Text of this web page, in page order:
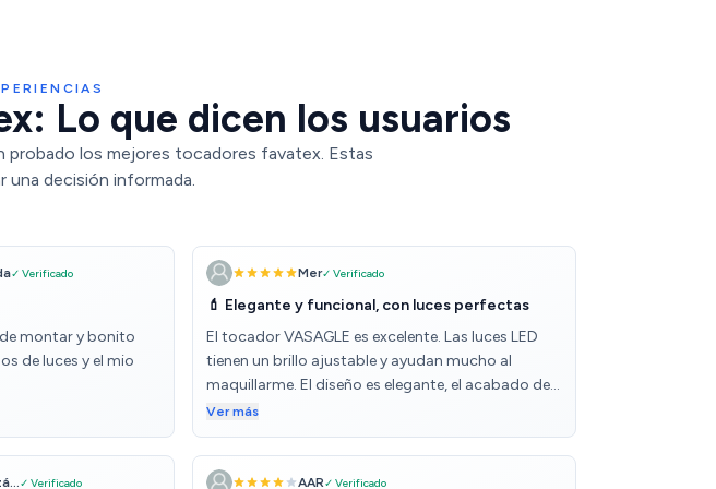
Lo que dicen los usuarios
probado los mejores tocadores favatex. Estas
una decisión informada.
✓ Verificado
montar y bonito
de luces y el mio
Mer✓ Verificado
💄 Elegante y funcional, con luces perfectas
El tocador VASAGLE es excelente. Las luces LED
tienen un brillo ajustable y ayudan mucho al
maquillarme. El diseño es elegante, el acabado de
buena calidad y el espacio de almacenamiento es
suficiente para mis productos. Muy contenta con
la compra, combina perfecto en mi habitación. ✨
Ver más
✓ Verificado AAR✓ Verificado